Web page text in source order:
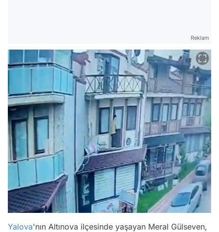
Reklam
Yalova'nın Altınova ilçesinde yaşayan Meral Gülseven,